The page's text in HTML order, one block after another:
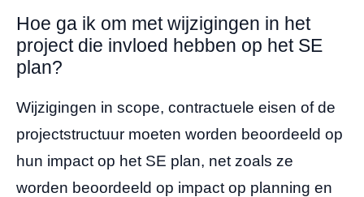
Hoe ga ik om met wijzigingen in het
project die invloed hebben op het SE
plan?
Wijzigingen in scope, contractuele eisen of de
projectstructuur moeten worden beoordeeld op
hun impact op het SE plan, net zoals ze
worden beoordeeld op impact op planning en